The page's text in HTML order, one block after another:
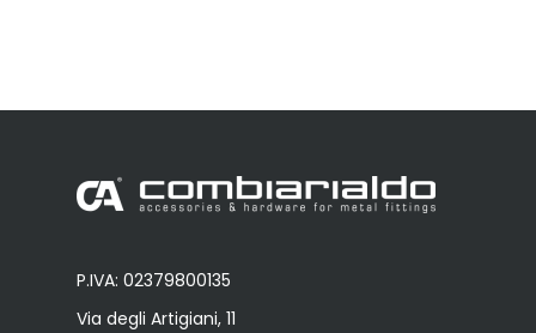
P.IVA: 02379800135
Via degli Artigiani, 11